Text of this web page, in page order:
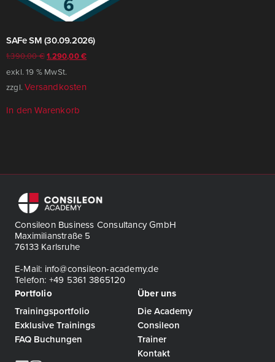
SAFe SM (30.09.2026)
1.390,00€1.290,00€
exkl. 19 % MwSt.
zzgl.Versandkosten
In den Warenkorb
Consileon Business Consultancy GmbH
Maximilianstraße 5
76133 Karlsruhe
E-Mail: info@consileon-academy.de
Telefon: +49 5361 3865120
Portfolio
Trainingsportfolio
Exklusive Trainings
FAQ Buchungen
Über uns
Die Academy
Consileon
Trainer
Kontakt